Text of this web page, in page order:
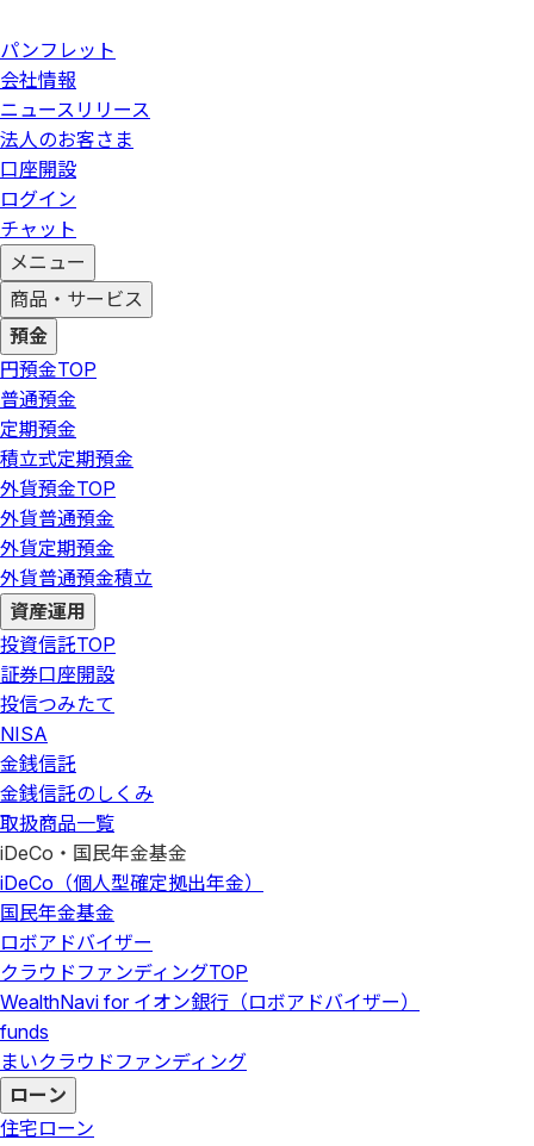
パンフレット
会社情報
ニュースリリース
法人のお客さま
口座開設
ログイン
チャット
メニュー
商品・サービス
預金
円預金TOP
普通預金
定期預金
積立式定期預金
外貨預金TOP
外貨普通預金
外貨定期預金
外貨普通預金積立
資産運用
投資信託TOP
証券口座開設
投信つみたて
NISA
金銭信託
金銭信託のしくみ
取扱商品一覧
iDeCo・国民年金基金
iDeCo（個人型確定拠出年金）
国民年金基金
ロボアドバイザー
クラウドファンディングTOP
WealthNavi for イオン銀行（ロボアドバイザー）
funds
まいクラウドファンディング
ローン
住宅ローン